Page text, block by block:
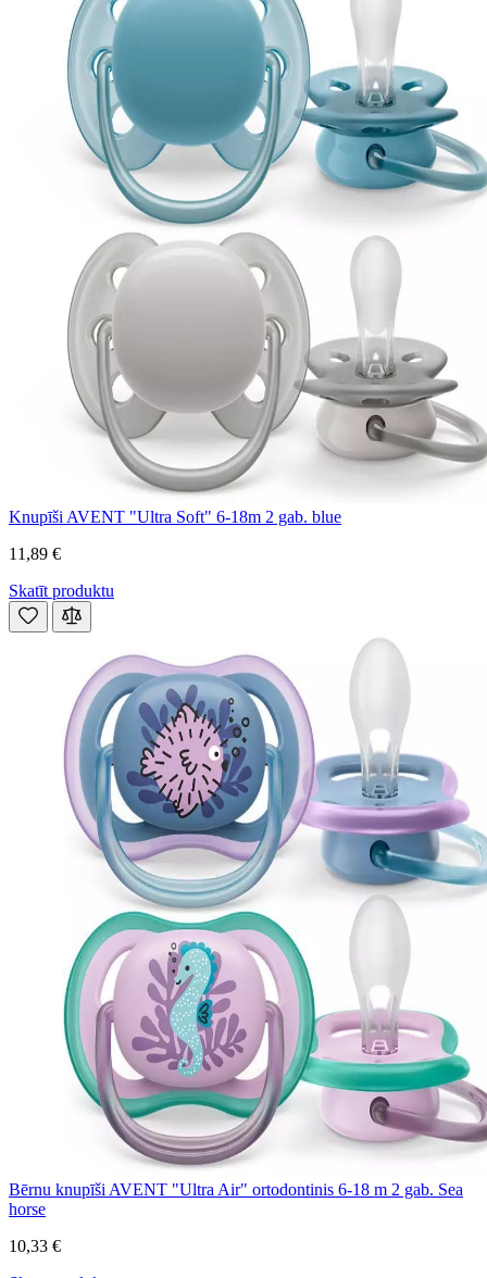
Knupīši AVENT "Ultra Soft" 6-18m 2 gab. blue
11,89 €
Skatīt produktu
Bērnu knupīši AVENT "Ultra Air" ortodontinis 6-18 m 2 gab. Sea
horse
10,33 €